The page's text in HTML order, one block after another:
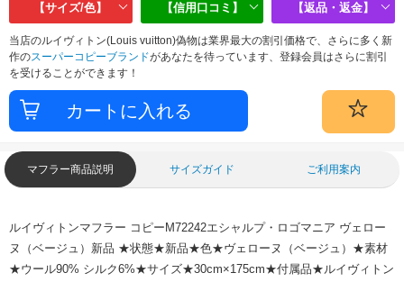
【サイズ/色】 【信用口コミ】 【返品・返金】
当店のルイヴィトン(Louis vuitton)偽物は業界最大の割引価格で、さらに多く新
作のスーパーコピーブランドがあなたを待っています、登録会員はさらに割引
を受けることができます！
マフラー商品説明 サイズガイド ご利用案内
ルイヴィトンマフラー コピーM72242エシャルプ・ロゴマニア ヴェロー
ヌ（ベージュ）新品 ★状態★新品★色★ヴェローヌ（ベージュ）★素材
★ウール90% シルク6%★サイズ★30cm×175cm★付属品★ルイヴィトン